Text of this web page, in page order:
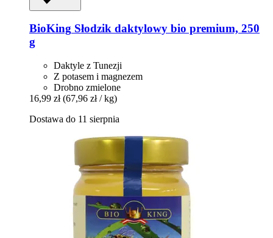
BioKing Słodzik daktylowy bio premium, 250
g
Daktyle z Tunezji
Z potasem i magnezem
Drobno zmielone
16,99 zł (67,96 zł / kg)
Dostawa do 11 sierpnia